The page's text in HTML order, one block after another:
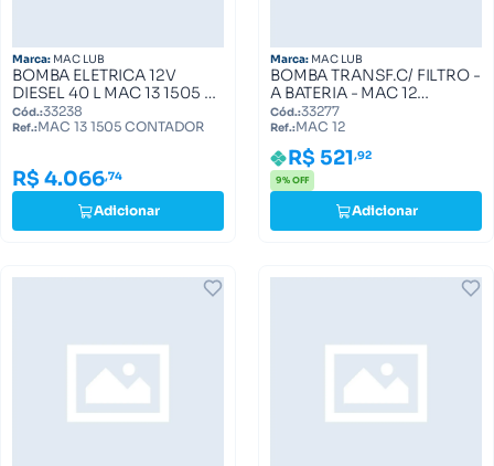
Marca: MAC LUB
BOMBA ELETRICA 12V
DIESEL 40 L MAC 13 1505 C/
CONTADOR (ML0013) MAC
13 1505 CONTADOR
Cód.:33238
Ref.:MAC 13 1505 CONTADOR
R$ 4.066,74
Adicionar
Marca: MAC LUB
BOMBA TRANSF.C/ FILTRO -
A BATERIA - MAC 12
(ML0012.3000) MAC 12
Cód.:33277
Ref.:MAC 12
R$ 521,92
9% OFF
Adicionar